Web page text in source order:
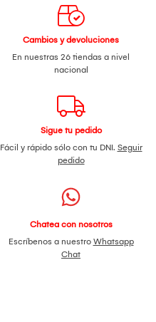
Cambios y devoluciones
En nuestras 26 tiendas a nivel
nacional
Sigue tu pedido
Fácil y rápido sólo con tu DNI. Seguir
pedido
Chatea con nosotros
Escríbenos a nuestro Whatsapp
Chat